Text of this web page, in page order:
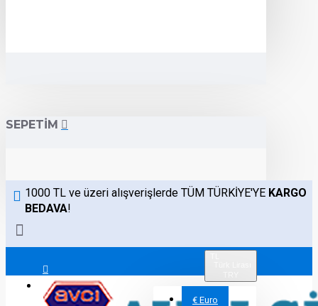
SEPETIM
1000 TL ve üzeri alışverişlerde TÜM TÜRKİYE'YE KARGO
BEDAVA!
Giriş Yap
€ Euro